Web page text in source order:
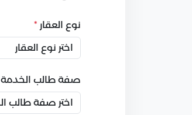
نوع العقار *
صفة طالب الخدمة